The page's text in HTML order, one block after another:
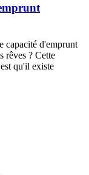
capacité d'emprunt
rêves ? Cette
qu'il existe